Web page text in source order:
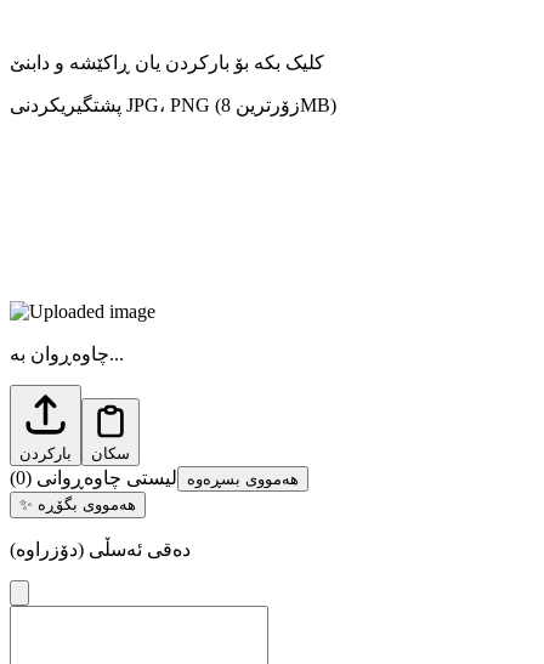
کلیک بکە بۆ بارکردن یان ڕاکێشە و دابنێ
پشتگیریکردنی JPG، PNG (زۆرترین 8MB)
چاوەڕوان بە...
بارکردن سکان
لیستی چاوەڕوانی (
0
)
هەمووی بسڕەوە
✨ هەمووی بگۆڕە
دەقی ئەسڵی (دۆزراوە)